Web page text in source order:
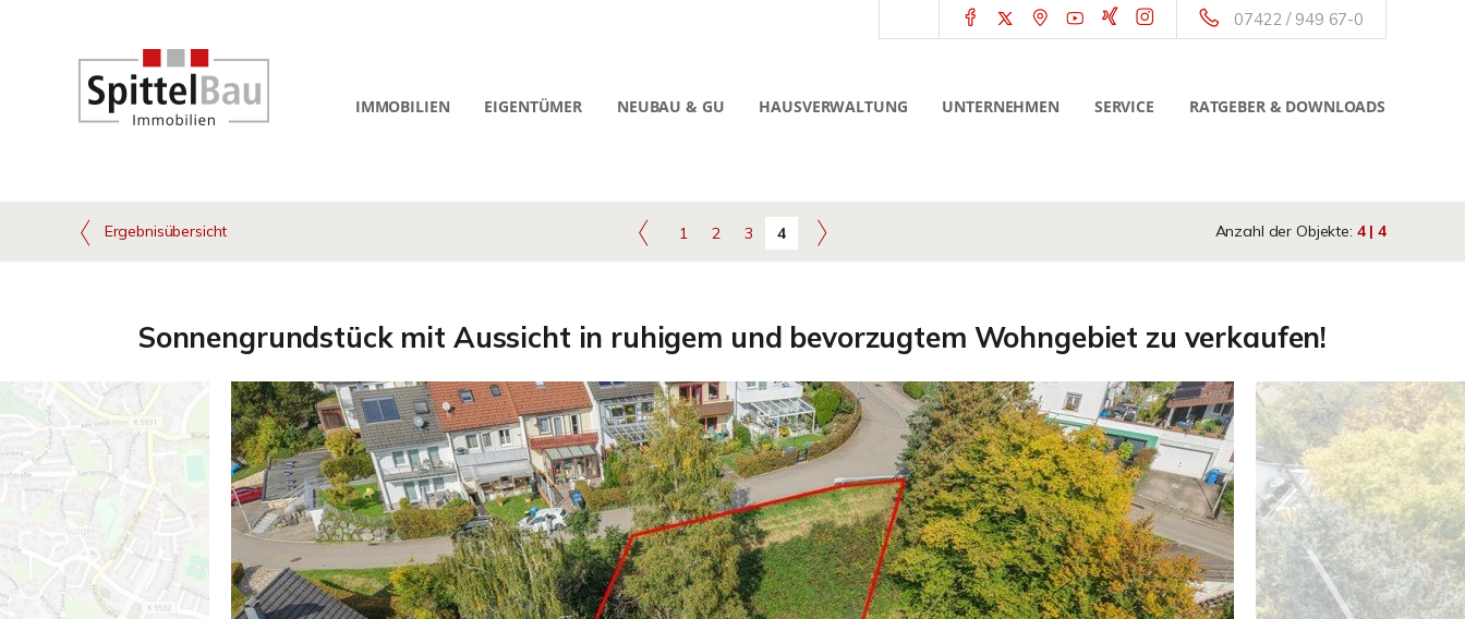
07422 / 949 67-0
IMMOBILIEN EIGENTÜMER NEUBAU & GU HAUSVERWALTUNG UNTERNEHMEN SERVICE RATGEBER & DOWNLOADS
Ergebnisübersicht 1 2 3 4 Anzahl der Objekte: 4 | 4
Sonnengrundstück mit Aussicht in ruhigem und bevorzugtem Wohngebiet zu verkaufen!